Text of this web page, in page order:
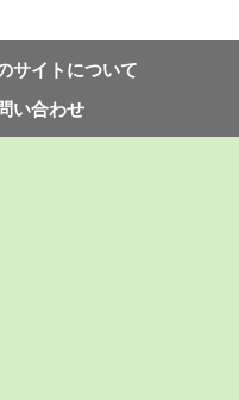
サイトについて
い合わせ